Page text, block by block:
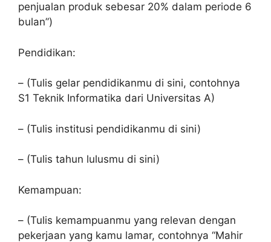
penjualan produk sebesar 20% dalam periode 6
bulan”)
Pendidikan:
– (Tulis gelar pendidikanmu di sini, contohnya
S1 Teknik Informatika dari Universitas A)
– (Tulis institusi pendidikanmu di sini)
– (Tulis tahun lulusmu di sini)
Kemampuan:
– (Tulis kemampuanmu yang relevan dengan
pekerjaan yang kamu lamar, contohnya “Mahir